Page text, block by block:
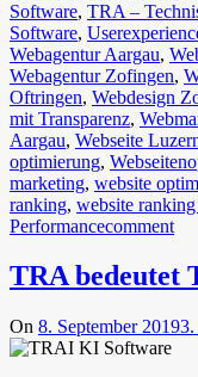
Software, TRA –
Software,
Webagentur Aargau,
Webagentur Zofingen,
Oftringen, Webdesign
mit Transparenz,
Aargau, Webseite
optimierung,
marketing, website
ranking, website
Performancecomment
TRA bedeutet
On 8. September 20193.